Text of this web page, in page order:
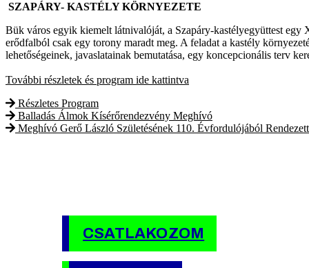
SZAPÁRY- KASTÉLY KÖRNYEZETE
Bük város egyik kiemelt látnivalóját, a Szapáry-kastélyegyüttest
erődfalból csak egy torony maradt meg. A feladat a kastély
lehetőségeinek, javaslatainak bemutatása, egy koncepcionális terv
További részletek és program ide kattintva
Részletes Program
Balladás Álmok Kísérőrendezvény Meghívó
Meghívó Gerő László Születésének 110. Évfordulójából
CSATLAKOZOM